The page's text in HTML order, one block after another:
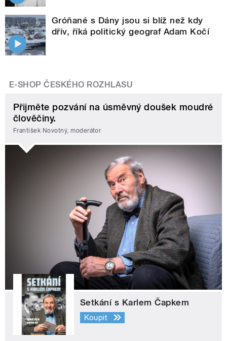
Gróňané s Dány jsou si blíž než kdy
dřív, říká politický geograf Adam Kočí
E-SHOP ČESKÉHO ROZHLASU
Přijměte pozvání na úsměvný doušek moudré
člověčiny.
František Novotný, moderátor
Setkání s Karlem Čapkem
Koupit